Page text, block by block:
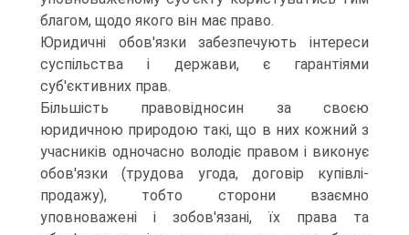
благом, щодо якого він має право.
Юридичні обов'язки забезпечують інтереси
суспільства і держави, є гарантіями
суб'єктивних прав.
Більшість правовідносин за своєю
юридичною природою такі, що в них кожний з
учасників одночасно володіє правом і виконує
обов'язки (трудова угода, договір купівлі-
продажу), тобто сторони взаємно
уповноважені і зобов'язані, їх права та